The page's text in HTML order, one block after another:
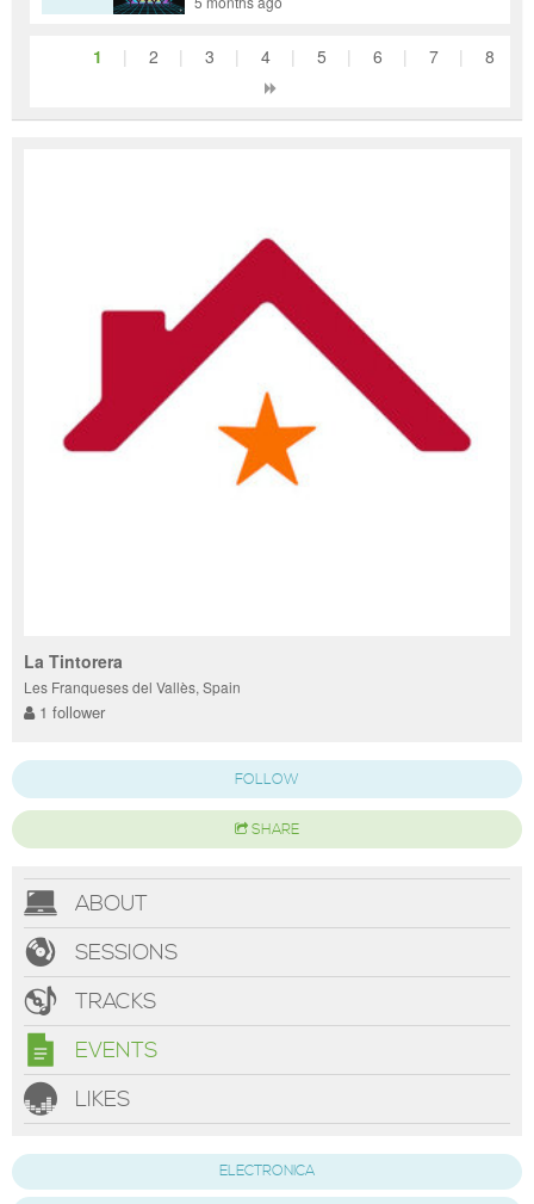
1 | 2 | 3 | 4 | 5 | 6 | 7 | 8
La Tintorera
Les Franqueses del Vallès, Spain
1 follower
FOLLOW
SHARE
ABOUT
SESSIONS
TRACKS
EVENTS
LIKES
ELECTRONICA